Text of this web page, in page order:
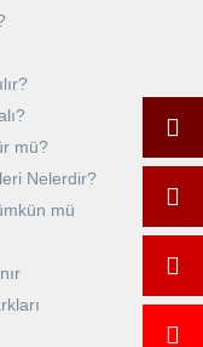
mü?
Nelerdir?
mü